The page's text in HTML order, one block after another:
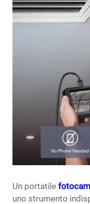
Un portatile
uno strumento